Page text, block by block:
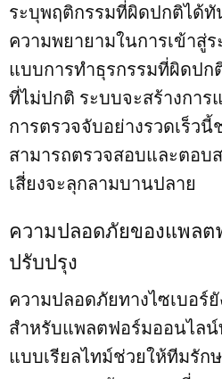
ระบุพฤติกรรมที่ผิดปกติได้
ความพยายามในการเข้าสู่
แบบการทำธุรกรรมที่ผิดป
ที่ไม่ปกติ ระบบจะสร้างการ
การตรวจจับอย่างรวดเร็ว
สามารถตรวจสอบและตอบ
เสี่ยงจะลุกลามบานปลาย
ความปลอดภัยของแพลต
ปรับปรุง
ความปลอดภัยทางไซเบอร์
สำหรับแพลตฟอร์มออนไลน์
แบบเรียลไทม์ช่วยให้ทีมรัก